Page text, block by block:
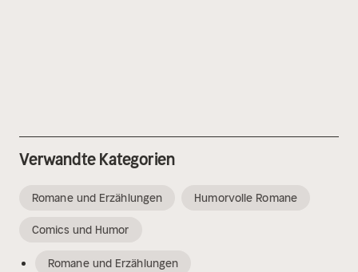
Verwandte Kategorien
Romane und Erzählungen Humorvolle Romane
Comics und Humor
Romane und Erzählungen